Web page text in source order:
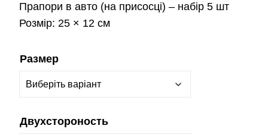
Прапори в авто (на присосці) – набір 5 шт
Розмір: 25 × 12 см
Размер
Двухстороность